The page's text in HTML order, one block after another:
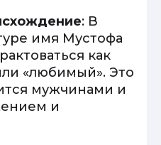
: В
имя Мустофа
как
«любимый». Это
мужчинами и
и